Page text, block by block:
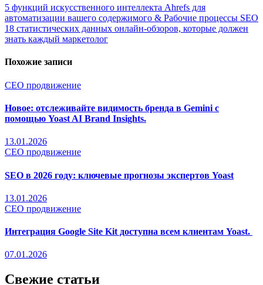
Навигация
по
записям
5 функций искусственного интеллекта Ahrefs для
автоматизации вашего содержимого & Рабочие процессы SEO
18 статистических данных онлайн-обзоров, которые должен
знать каждый маркетолог
Похожие записи
СЕО продвижение
Новое: отслеживайте видимость бренда в Gemini с
помощью Yoast AI Brand Insights.
13.01.2026
СЕО продвижение
SEO в 2026 году: ключевые прогнозы экспертов Yoast
13.01.2026
СЕО продвижение
Интеграция Google Site Kit доступна всем клиентам Yoast.
07.01.2026
Свежие статьи